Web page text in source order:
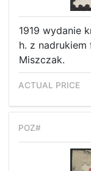
1919 wydanie
h. z
Miszczak.